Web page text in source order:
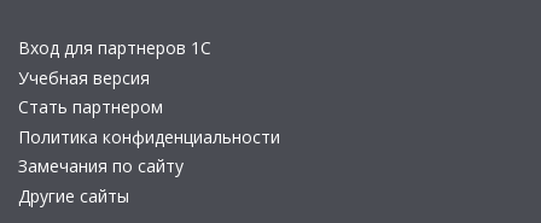
Вход для партнеров 1С
Учебная версия
Стать партнером
Политика конфиденциальности
Замечания по сайту
Другие сайты